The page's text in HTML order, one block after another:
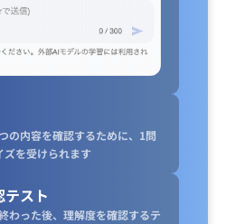
の内容を確認するために、1問
ズを受けられます
スト
わった後、理解度を確認するテ